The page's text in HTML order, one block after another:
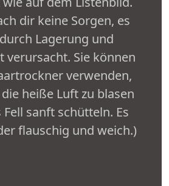
dir keine Sorgen, es
Lagerung und
verursacht. Sie können
verwenden,
heiße Luft zu blasen
Fell sanft schütteln. Es
flauschig und weich.)